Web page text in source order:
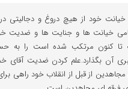
خیانت خود از هیچ دروغ و دجالیتی
خیانت ها و جنایت ها و ضدیت
تا کنون مرتکب شده است را به
آن بگذارد.علم کردن ضدیت آقای
از قبل از انقلاب خود راهی برای